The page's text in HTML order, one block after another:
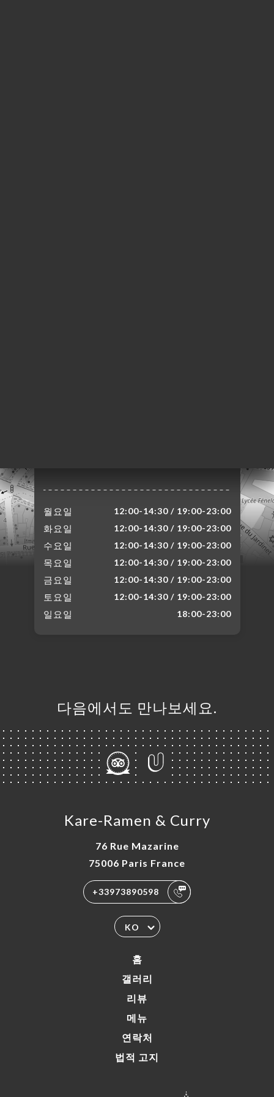
월요일 12:00-14:30 / 19:00-23:00
화요일 12:00-14:30 / 19:00-23:00
수요일 12:00-14:30 / 19:00-23:00
목요일 12:00-14:30 / 19:00-23:00
금요일 12:00-14:30 / 19:00-23:00
토요일 12:00-14:30 / 19:00-23:00
일요일 18:00-23:00
다음에서도 만나보세요.
Kare-Ramen & Curry
76 Rue Mazarine
75006 Paris France
+33973890598
KO
홈
갤러리
리뷰
메뉴
연락처
법적 고지